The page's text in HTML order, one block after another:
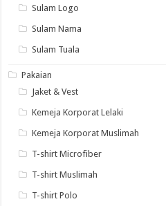
Sulam Logo
Sulam Nama
Sulam Tuala
Pakaian
Jaket & Vest
Kemeja Korporat Lelaki
Kemeja Korporat Muslimah
T-shirt Microfiber
T-shirt Muslimah
T-shirt Polo